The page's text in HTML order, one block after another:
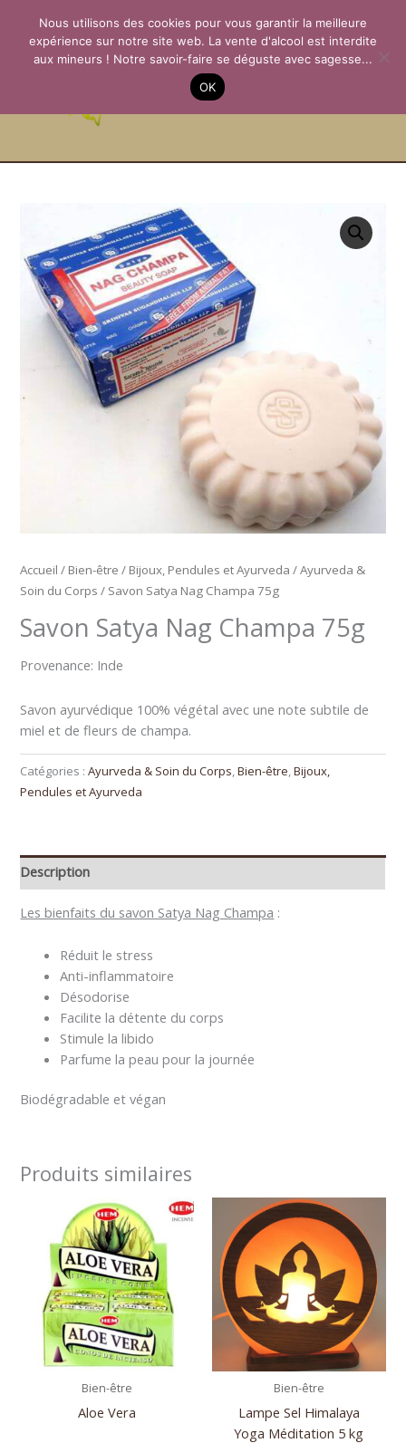
contenu
La Passion des
Terroirs
Accueil / Bien-être / Bijoux, Pendules et Ayurveda /Ayurveda &
Soin du Corps / Savon Satya Nag Champa 75g
Savon Satya Nag Champa 75g
Provenance: Inde
Savon ayurvédique 100% végétal avec une note subtile de
miel et de fleurs de champa.
Catégories :Ayurveda & Soin du Corps,Bien-être,Bijoux,
Pendules et Ayurveda
Description
Les bienfaits du savon Satya Nag Champa :
Réduit le stress
Anti-inflammatoire
Désodorise
Facilite la détente du corps
Stimule la libido
Parfume la peau pour la journée
Biodégradable et végan
Produits similaires
Bien-être
Aloe Vera
Bien-être
Lampe Sel Himalaya
Yoga Méditation 5 kg
Nous utilisons des cookies pour vous garantir la meilleure
expérience sur notre site web. La vente d'alcool est interdite
aux mineurs ! Notre savoir-faire se déguste avec sagesse...
OK